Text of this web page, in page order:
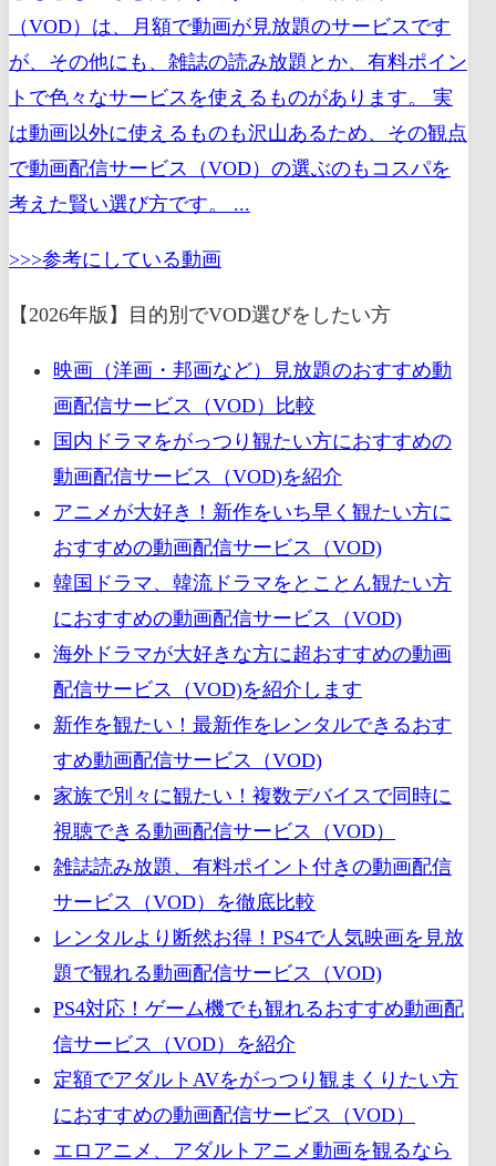
（VOD）は、月額で動画が見放題のサービスです
が、その他にも、雑誌の読み放題とか、有料ポイン
トで色々なサービスを使えるものがあります。 実
は動画以外に使えるものも沢山あるため、その観点
で動画配信サービス（VOD）の選ぶのもコスパを
考えた賢い選び方です。 ...
>>>参考にしている動画
【2026年版】目的別でVOD選びをしたい方
映画（洋画・邦画など）見放題のおすすめ動
画配信サービス（VOD）比較
国内ドラマをがっつり観たい方におすすめの
動画配信サービス（VOD)を紹介
アニメが大好き！新作をいち早く観たい方に
おすすめの動画配信サービス（VOD)
韓国ドラマ、韓流ドラマをとことん観たい方
におすすめの動画配信サービス（VOD)
海外ドラマが大好きな方に超おすすめの動画
配信サービス（VOD)を紹介します
新作を観たい！最新作をレンタルできるおす
すめ動画配信サービス（VOD)
家族で別々に観たい！複数デバイスで同時に
視聴できる動画配信サービス（VOD）
雑誌読み放題、有料ポイント付きの動画配信
サービス（VOD）を徹底比較
レンタルより断然お得！PS4で人気映画を見放
題で観れる動画配信サービス（VOD)
PS4対応！ゲーム機でも観れるおすすめ動画配
信サービス（VOD）を紹介
定額でアダルトAVをがっつり観まくりたい方
におすすめの動画配信サービス（VOD）
エロアニメ、アダルトアニメ動画を観るなら